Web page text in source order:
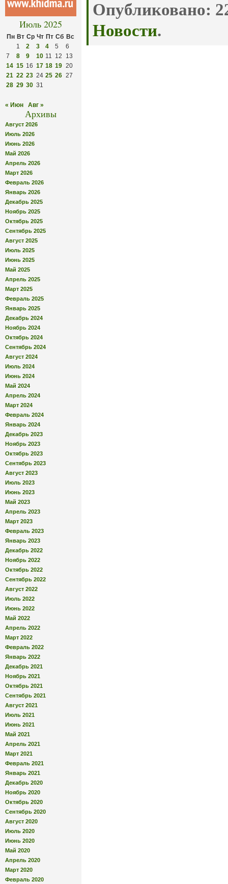
Июль 2025
Пн Вт Ср Чт Пт Сб Вс
1
2 3 4 5
6
7
8 9 10 11 12
13
14 15 16 17 18 19 20
21 22 23 24 25 26 27
28 29 30 31
« Июн Авг »
Архивы
Август 2026
Июль 2026
Июнь 2026
Май 2026
Апрель 2026
Март 2026
Февраль 2026
Январь 2026
Декабрь 2025
Ноябрь 2025
Октябрь 2025
Сентябрь 2025
Август 2025
Июль 2025
Июнь 2025
Май 2025
Апрель 2025
Март 2025
Февраль 2025
Январь 2025
Декабрь 2024
Ноябрь 2024
Октябрь 2024
Сентябрь 2024
Август 2024
Июль 2024
Июнь 2024
Май 2024
Апрель 2024
Март 2024
Февраль 2024
Январь 2024
Декабрь 2023
Ноябрь 2023
Октябрь 2023
Сентябрь 2023
Август 2023
Июль 2023
Июнь 2023
Май 2023
Апрель 2023
Март 2023
Февраль 2023
Январь 2023
Декабрь 2022
Ноябрь 2022
Октябрь 2022
Сентябрь 2022
Август 2022
Июль 2022
Июнь 2022
Май 2022
Апрель 2022
Март 2022
Февраль 2022
Январь 2022
Декабрь 2021
Ноябрь 2021
Октябрь 2021
Сентябрь 2021
Август 2021
Июль 2021
Июнь 2021
Май 2021
Апрель 2021
Март 2021
Февраль 2021
Январь 2021
Декабрь 2020
Ноябрь 2020
Октябрь 2020
Сентябрь 2020
Август 2020
Июль 2020
Июнь 2020
Май 2020
Апрель 2020
Март 2020
Февраль 2020
Опубликовано:
Новости.